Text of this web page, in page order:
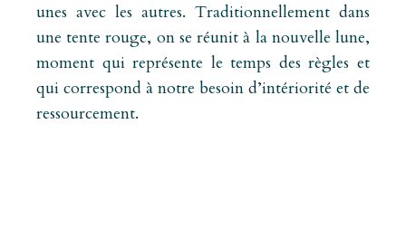
unes avec les autres. Traditionnellement dans
une tente rouge, on se réunit à la nouvelle lune,
moment qui représente le temps des règles et
qui correspond à notre besoin d’intériorité et de
ressourcement.